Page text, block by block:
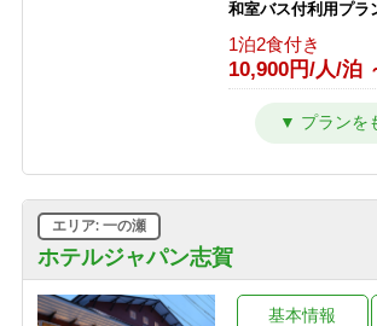
1泊2食付き
18,200円/人/泊 ～
≪1泊朝食付きプラ
素泊まり
11,300円/人/泊
夕食のみ
9,900円/人/泊 ～
【朝食付】 夏を満
時までOK♪和朝食で
8,800円/人/泊
人工温泉
7,700円/人/泊 ～
和室バス付利用プラ
1泊2食付き
10,900円/人/泊
4F角部屋利用 【特
13,700円/人/泊
1泊2食付き
21,000円/人/泊 ～
限定213号室滞在
ホテルジャパン志賀
エリア: 一の瀬
基本情報